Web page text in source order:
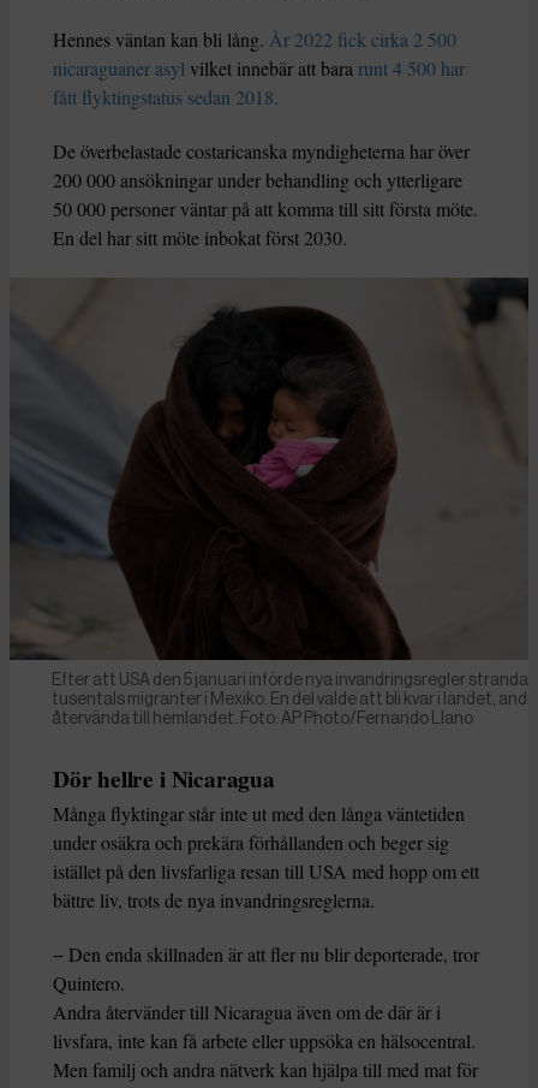
Hennes väntan kan bli lång. År 2022 fick cirka 2 500
nicaraguaner asyl vilket innebär att bara runt 4 500 har
fått flyktingstatus sedan 2018.
De överbelastade costaricanska myndigheterna har över
200 000 ansökningar under behandling och ytterligare
50 000 personer väntar på att komma till sitt första möte.
En del har sitt möte inbokat först 2030.
Efter att USA den 5 januari införde nya invandringsregler
tusentals migranter i Mexiko. En del valde att bli kvar i landet,
återvända till hemlandet. Foto: AP Photo/Fernando Llano
Dör hellre i Nicaragua
Många flyktingar står inte ut med den långa väntetiden
under osäkra och prekära förhållanden och beger sig
istället på den livsfarliga resan till USA med hopp om ett
bättre liv, trots de nya invandringsreglerna.
− Den enda skillnaden är att fler nu blir deporterade, tror
Quintero.
Andra återvänder till Nicaragua även om de där är i
livsfara, inte kan få arbete eller uppsöka en hälsocentral.
Men familj och andra nätverk kan hjälpa till med mat för